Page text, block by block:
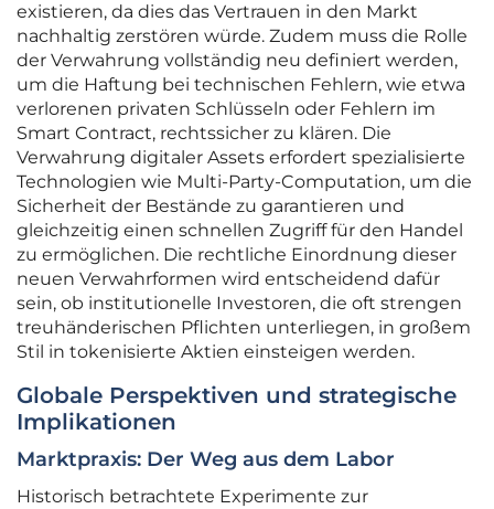
existieren, da dies das Vertrauen in den Markt
nachhaltig zerstören würde. Zudem muss die Rolle
der Verwahrung vollständig neu definiert werden,
um die Haftung bei technischen Fehlern, wie etwa
verlorenen privaten Schlüsseln oder Fehlern im
Smart Contract, rechtssicher zu klären. Die
Verwahrung digitaler Assets erfordert spezialisierte
Technologien wie Multi-Party-Computation, um die
Sicherheit der Bestände zu garantieren und
gleichzeitig einen schnellen Zugriff für den Handel
zu ermöglichen. Die rechtliche Einordnung dieser
neuen Verwahrformen wird entscheidend dafür
sein, ob institutionelle Investoren, die oft strengen
treuhänderischen Pflichten unterliegen, in großem
Stil in tokenisierte Aktien einsteigen werden.
Globale Perspektiven und strategische
Implikationen
Marktpraxis: Der Weg aus dem Labor
Historisch betrachtete Experimente zur